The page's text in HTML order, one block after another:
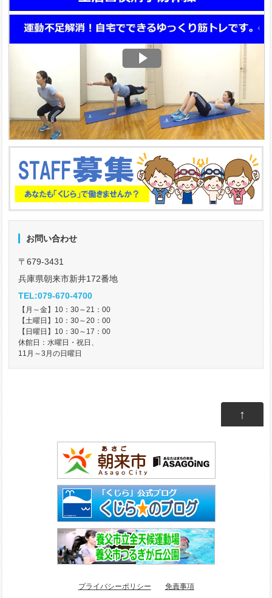
お問い合わせ
〒679-3431
兵庫県朝来市新井172番地
TEL:079-670-4700
【月～金】10：30～21：00
【土曜日】10：30～20：00
【日曜日】10：30～17：00
休館日：水曜日・祝日、
11月～3月の日曜日
↑
プライバシーポリシー 免責事項